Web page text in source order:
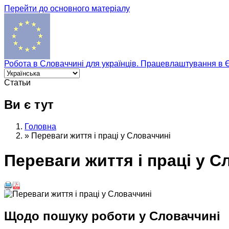
Перейти до основного матеріалу
Робота в Словаччині для українців. Працевлаштування в
Статьи
Ви є тут
Головна
» Переваги життя і праці у Словаччині
Переваги життя і праці у
Щодо пошуку роботи у Словаччині